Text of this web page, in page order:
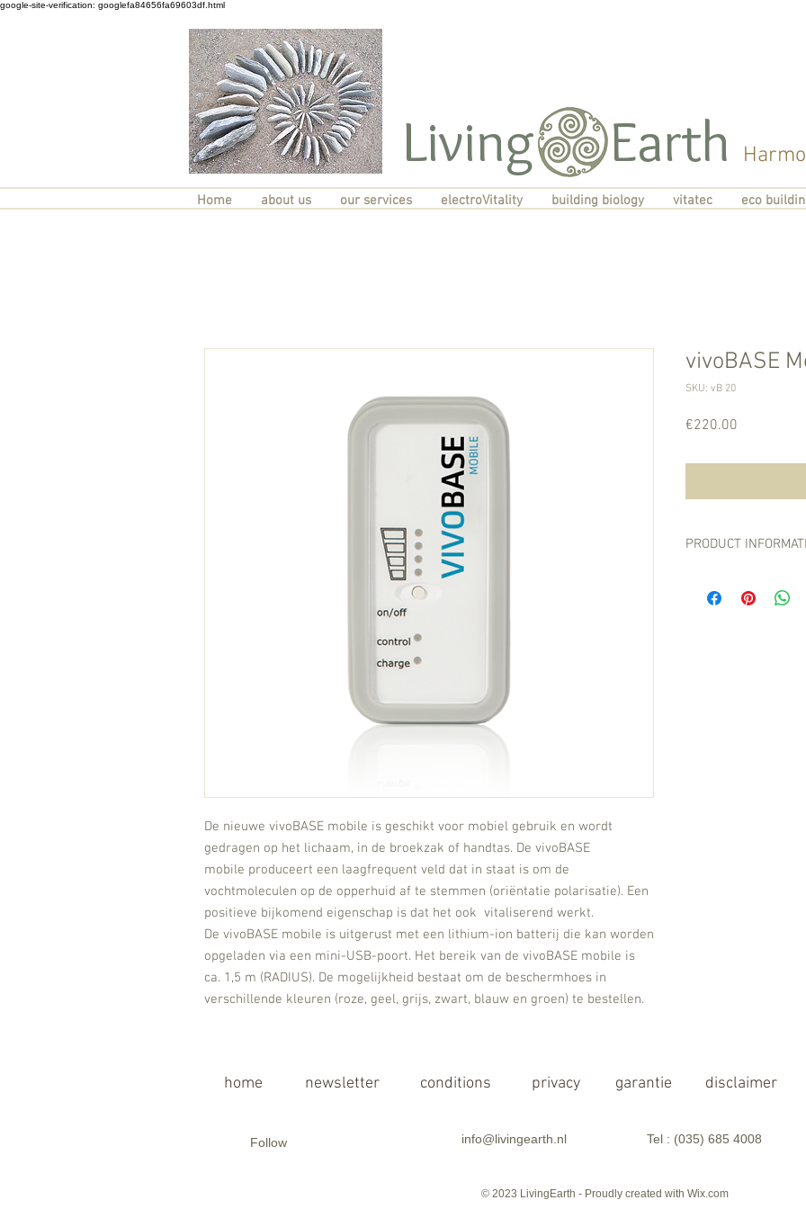
google-site-verification: googlefa84656fa69603df.html
Living Earth
Home about us our services electroVitality building biology vitatec eco
De nieuwe vivoBASE mobile is geschikt voor mobiel gebruik en wordt
gedragen op het lichaam, in de broekzak of handtas. De vivoBASE
mobile produceert een laagfrequent veld dat in staat is om de
vochtmoleculen op de opperhuid af te stemmen (oriëntatie polarisatie). Een
positieve bijkomend eigenschap is dat het ook vitaliserend werkt.
De vivoBASE mobile is uitgerust met een lithium-ion batterij die kan worden
opgeladen via een mini-USB-poort. Het bereik van de vivoBASE mobile is
ca. 1,5 m (RADIUS). De mogelijkheid bestaat om de beschermhoes in
verschillende kleuren (roze, geel, grijs, zwart, blauw en groen) te bestellen.
vivoBASE
SKU: vB 20
€220.00
PRODUCT
mogelijkheid bestaat
home newsletter
Follow
conditions privacy
info@livingearth.nl
garantie disclaimer
Tel : (035) 685 4008
© 2023 LivingEarth - Proudly created with Wix.com